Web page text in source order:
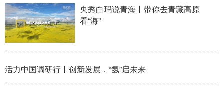
学术中国 乡村振兴 银龄 溯源中国
城市 旅游
公益 一带一路 亚太网
央秀白玛说青海丨带你去青藏高原
看“海”
活力中国调研行丨创新发展，“氢”启未来